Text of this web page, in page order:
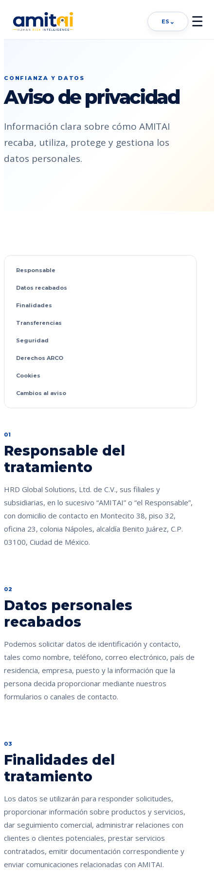
ES ⌄ ☰
CONFIANZA Y DATOS
Aviso de privacidad
Información clara sobre cómo AMITAI
recaba, utiliza, protege y gestiona los
datos personales.
Responsable
Datos recabados
Finalidades
Transferencias
Seguridad
Derechos ARCO
Cookies
Cambios al aviso
01
Responsable del
tratamiento
HRD Global Solutions, Ltd. de C.V., sus filiales y
subsidiarias, en lo sucesivo “AMITAI” o “el Responsable”,
con domicilio de contacto en Montecito 38, piso 32,
oficina 23, colonia Nápoles, alcaldía Benito Juárez, C.P.
03100, Ciudad de México.
02
Datos personales
recabados
Podemos solicitar datos de identificación y contacto,
tales como nombre, teléfono, correo electrónico, país de
residencia, empresa, puesto y la información que la
persona decida proporcionar mediante nuestros
formularios o canales de contacto.
03
Finalidades del
tratamiento
Los datos se utilizarán para responder solicitudes,
proporcionar información sobre productos y servicios,
dar seguimiento comercial, administrar relaciones con
clientes o clientes potenciales, prestar servicios
contratados, emitir documentación correspondiente y
enviar comunicaciones relacionadas con AMITAI.